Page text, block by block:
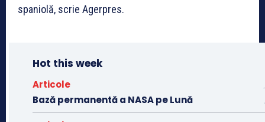
spaniolă, scrie Agerpres.
Hot this week
Articole
Bază permanentă a NASA pe Lună